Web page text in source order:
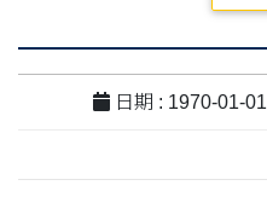
日期 : 1970-01-01